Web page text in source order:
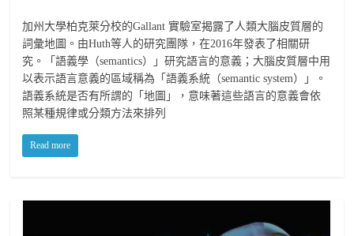
加州大學柏克萊分校的Gallant 實驗室揭露了人類大腦皮質層的
詞彙地圖。由Huth等人的研究團隊，在2016年發表了相關研
究。「語義學（semantics）」研究語言的意義；大腦皮質層中用
以表示語言意義的區域稱為「語義系統（semantic system）」。
語義系統是否有所謂的「地圖」，意味著這些語言的意義會依
照某種規律或分類方法來排列
Read more